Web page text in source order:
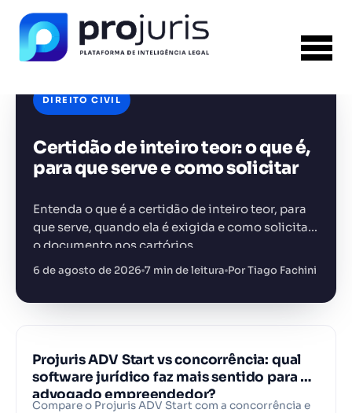
DIREITO CIVIL
Certidão de inteiro teor: o que é,
para que serve e como solicitar
Entenda o que é a certidão de inteiro teor, para
que serve, quando ela é exigida e como solicitar
o documento nos cartórios.
6 de agosto de 2026 7 min de leitura Por Tiago Fachini
Projuris ADV Start vs concorrência: qual
software jurídico faz mais sentido para o
advogado empreendedor?
Compare o Projuris ADV Start com a concorrência e
PROJURIS AI — GRATUITO
Ferramentas jurídicas com
Petições, análise de contratos, assistente jurídico e muito
mais. Sem pagar nada.
FERRAMENTA RECOMENDADA PARA ESTE
CONTEÚDO
Gerador de Contrato de Honorários
Acessar grátis →
JS MC AR KL +14.000 juristas